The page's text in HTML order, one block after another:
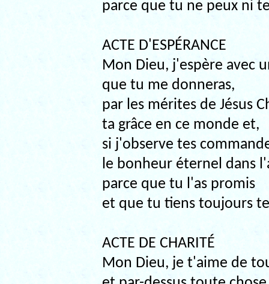
parce que tu ne peux ni
ACTE D'ESPÉRANCE
Mon Dieu, j'espère avec
que tu me donneras,
par les mérites de Jésus
ta grâce en ce monde et,
si j'observe tes
le bonheur éternel dans
parce que tu l'as promis
et que tu tiens toujours
ACTE DE CHARITÉ
Mon Dieu, je t'aime de